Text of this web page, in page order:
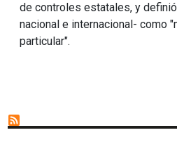
de controles estatales, y
nacional e internacional- como
particular".